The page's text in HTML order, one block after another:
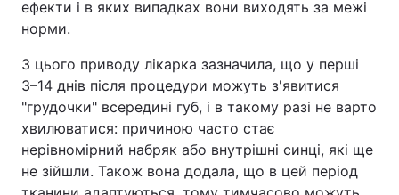
ефекти і в яких випадках вони виходять за межі
норми.
З цього приводу лікарка зазначила, що у перші
3–14 днів після процедури можуть з'явитися
"грудочки" всередині губ, і в такому разі не варто
хвилюватися: причиною часто стає
нерівномірний набряк або внутрішні синці, які ще
не зійшли. Також вона додала, що в цей період